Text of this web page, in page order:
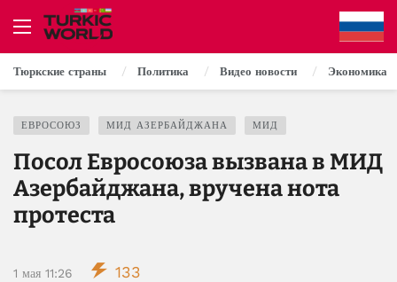
Тюркские страны Политика Видео новости Экономика
ЕВРОСОЮЗ МИД АЗЕРБАЙДЖАНА МИД
Посол Евросоюза вызвана в МИД
Азербайджана, вручена нота
протеста
1 мая 11:26 133